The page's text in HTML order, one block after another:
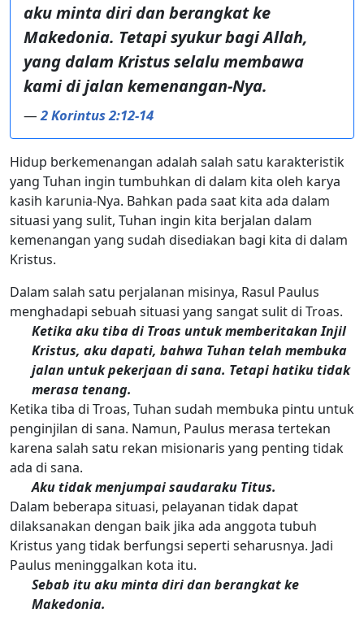
aku minta diri dan berangkat ke
Makedonia. Tetapi syukur bagi Allah,
yang dalam Kristus selalu membawa
kami di jalan kemenangan-Nya.
—2 Korintus 2:12-14
Hidup berkemenangan adalah salah satu karakteristik
yang Tuhan ingin tumbuhkan di dalam kita oleh karya
kasih karunia-Nya. Bahkan pada saat kita ada dalam
situasi yang sulit, Tuhan ingin kita berjalan dalam
kemenangan yang sudah disediakan bagi kita di dalam
Kristus.
Dalam salah satu perjalanan misinya, Rasul Paulus
menghadapi sebuah situasi yang sangat sulit di Troas.
Ketika aku tiba di Troas untuk memberitakan Injil
Kristus, aku dapati, bahwa Tuhan telah membuka
jalan untuk pekerjaan di sana. Tetapi hatiku tidak
merasa tenang.
Ketika tiba di Troas, Tuhan sudah membuka pintu untuk
penginjilan di sana. Namun, Paulus merasa tertekan
karena salah satu rekan misionaris yang penting tidak
ada di sana.
Aku tidak menjumpai saudaraku Titus.
Dalam beberapa situasi, pelayanan tidak dapat
dilaksanakan dengan baik jika ada anggota tubuh
Kristus yang tidak berfungsi seperti seharusnya. Jadi
Paulus meninggalkan kota itu.
Sebab itu aku minta diri dan berangkat ke
Makedonia.